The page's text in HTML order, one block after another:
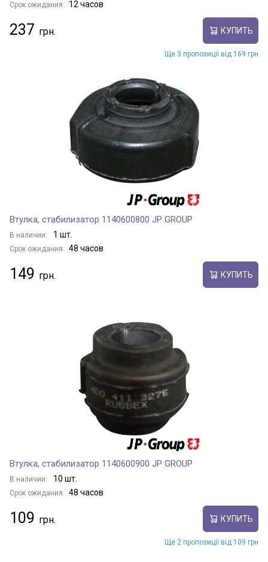
Срок ожидания: 12 часов
237 КУПИТЬ
Ще 3 пропозиції від 169 грн
Втулка, стабилизатор 1140600800 JP GROUP
В наличии: 1 шт.
Срок ожидания: 48 часов
149 КУПИТЬ
Втулка, стабилизатор 1140600900 JP GROUP
В наличии: 10 шт.
Срок ожидания: 48 часов
109 КУПИТЬ
Ще 2 пропозиції від 109 грн